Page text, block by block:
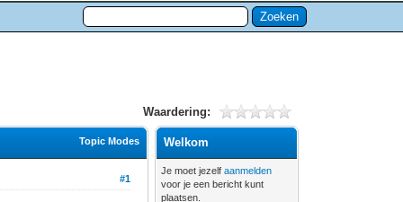
Waardering:
Topic Modes
#1
Welkom
Je moet jezelfaanmelden
voor je een bericht kunt
plaatsen.